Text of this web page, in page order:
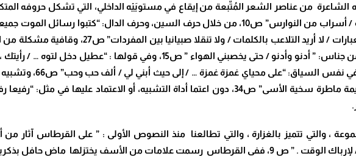
الشاعرة من عناصر الشعر المُتَّبعة من إيقاع في مستويَيْه الداخلي، التي تشكل حروفه
وخارجي في روي التاء: “لا أريد ابتكارات / ولا أنوي التخفي وراء العبارات / لا
تام تكرر أيضا في : “رفيعا رفيعا
، والتي تتميز بالغزارة ، والتي تطالعنا منذ النصوص الأولى : ” على القرطاس
المخطوطات بحثا / عن أسف مقدس / به من العبثية ما يكفي/ لإرباك الوقت . ” ص 9، ففي القرطاس رسمت علامات من الأسف